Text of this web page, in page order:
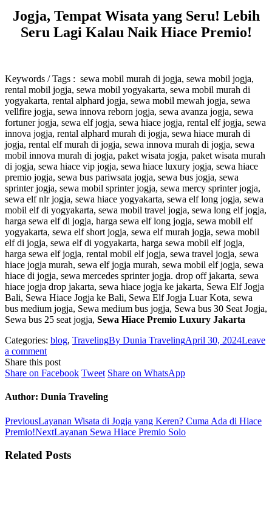
Jogja, Tempat Wisata yang Seru! Lebih
Seru Lagi Kalau Naik Hiace Premio!
Keywords / Tags : sewa mobil murah di jogja, sewa mobil jogja,
rental mobil jogja, sewa mobil yogyakarta, sewa mobil murah di
yogyakarta, rental alphard jogja, sewa mobil mewah jogja, sewa
vellfire jogja, sewa innova reborn jogja, sewa avanza jogja, sewa
fortuner jogja, sewa elf jogja, sewa hiace jogja, rental elf jogja, sewa
innova jogja, rental alphard murah di jogja, sewa hiace murah di
jogja, rental elf murah di jogja, sewa innova murah di jogja, sewa
mobil innova murah di jogja, paket wisata jogja, paket wisata murah
di jogja, sewa hiace vip jogja, sewa hiace luxury jogja, sewa hiace
premio jogja, sewa bus pariwsata jogja, sewa bus jogja, sewa
sprinter jogja, sewa mobil sprinter jogja, sewa mercy sprinter jogja,
sewa elf nlr jogja, sewa hiace yogyakarta, sewa elf long jogja, sewa
mobil elf di yogyakarta, sewa mobil travel jogja, sewa long elf jogja,
harga sewa elf di jogja, harga sewa elf long jogja, sewa mobil elf
yogyakarta, sewa elf short jogja, sewa elf murah jogja, sewa mobil
elf di jogja, sewa elf di yogyakarta, harga sewa mobil elf jogja,
harga sewa elf jogja, rental mobil elf jogja, sewa travel jogja, sewa
hiace jogja murah, sewa elf jogja murah, sewa mobil elf jogja, sewa
hiace di jogja, sewa mercedes sprinter jogja. drop off jakarta, sewa
hiace jogja drop jakarta, sewa hiace jogja ke jakarta, Sewa Elf Jogja
Bali, Sewa Hiace Jogja ke Bali, Sewa Elf Jogja Luar Kota, sewa
bus medium jogja, Sewa medium bus jogja, Sewa bus 30 Seat Jogja,
Sewa bus 25 seat jogja, Sewa Hiace Premio Luxury Jakarta
Categories: blog, TravelingBy Dunia TravelingApril 30, 2024Leave
a comment
Share this post
Share on FacebookShare
Facebook
TweetShare
Twitter
Share on WhatsAppShare
Author: Dunia Traveling
Post
navigation
PreviousPrevious
post:
Layanan Wisata di Jogja yang Keren? Cuma Ada di Hiace
Premio!NextNext
Layanan Sewa Hiace Premio Solo
Related Posts